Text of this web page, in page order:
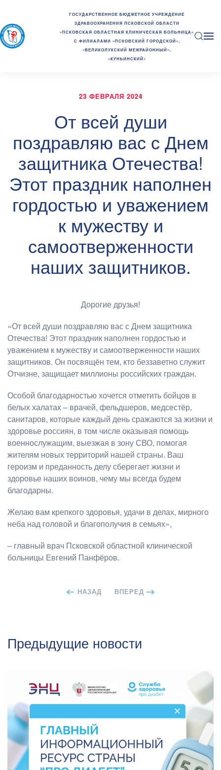
ГОСУДАРСТВЕННОЕ БЮДЖЕТНОЕ УЧРЕЖДЕНИЕ
ЗДРАВООХРАНЕНИЯ ПСКОВСКОЙ ОБЛАСТИ
«ПСКОВСКАЯ ОБЛАСТНАЯ КЛИНИЧЕСКАЯ БОЛЬНИЦА»
С ФИЛИАЛАМИ «ПСКОВСКИЙ ГОРОДСКОЙ»,
«ВЕЛИКОЛУКСКИЙ МЕЖРАЙОННЫЙ»,
«КУНЬИНСКИЙ»
23 ФЕВРАЛЯ 2024
От всей души
поздравляю вас с Днем
защитника Отечества!
Этот праздник наполнен
гордостью и уважением
к мужеству и
самоотверженности
наших защитников.
Дорогие друзья!
«От всей души поздравляю вас с Днем защитника
Отечества! Этот праздник наполнен гордостью и
уважением к мужеству и самоотверженности наших
защитников. Он посвящён тем, кто беззаветно служит
Отчизне, защищает миллионы российских граждан.
Особой благодарностью хочется отметить бойцов в
белых халатах – врачей, фельдшеров, медсестёр,
санитаров, которые каждый день сражаются за жизни и
здоровье россиян, в том числе оказывая помощь
военнослужащим, выезжая в зону СВО, помогая
жителям новых территорий нашей страны. Ваш
героизм и преданность делу сберегает жизни и
здоровье наших воинов, чему мы всегда будем
благодарны.
Желаю вам крепкого здоровья, удачи в делах, мирного
неба над головой и благополучия в семьях»,
– главный врач Псковской областной клинической
больницы Евгений Панфёров.
НАЗАД ВПЕРЕД
Предыдущие новости